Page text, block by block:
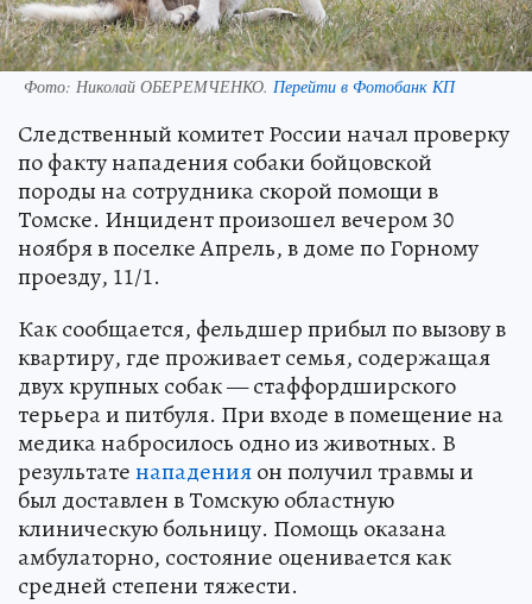
Фото: Николай ОБЕРЕМЧЕНКО. Перейти в Фотобанк КП
Следственный комитет России начал проверку
по факту нападения собаки бойцовской
породы на сотрудника скорой помощи в
Томске. Инцидент произошел вечером 30
ноября в поселке Апрель, в доме по Горному
проезду, 11/1.
Как сообщается, фельдшер прибыл по вызову в
квартиру, где проживает семья, содержащая
двух крупных собак — стаффордширского
терьера и питбуля. При входе в помещение на
медика набросилось одно из животных. В
результатенападенияон получил травмы и
был доставлен в Томскую областную
клиническую больницу. Помощь оказана
амбулаторно, состояние оценивается как
средней степени тяжести.